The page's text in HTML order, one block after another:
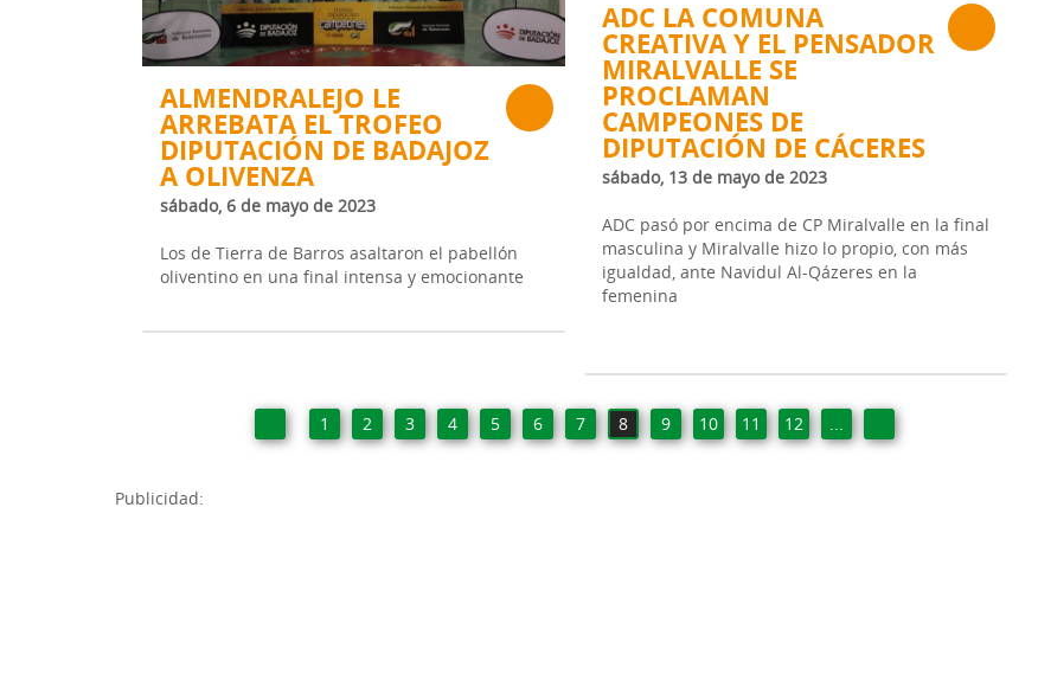
ADC LA COMUNA
CREATIVA Y EL PENSADOR
MIRALVALLE SE
PROCLAMAN
CAMPEONES DE
DIPUTACIÓN DE CÁCERES
sábado, 13 de mayo de 2023
ADC pasó por encima de CP Miralvalle en la final
masculina y Miralvalle hizo lo propio, con más
igualdad, ante Navidul Al-Qázeres en la
femenina
ALMENDRALEJO LE
ARREBATA EL TROFEO
DIPUTACIÓN DE BADAJOZ
A OLIVENZA
sábado, 6 de mayo de 2023
Los de Tierra de Barros asaltaron el pabellón
oliventino en una final intensa y emocionante
1 2 3 4 5 6 7 8 9 10 11 12 ...
Publicidad: